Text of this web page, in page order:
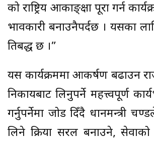
को राष्ट्रिय आकाङ्क्षा पूरा गर्न
प्रभावकारी बनाउनैपर्दछ । यसका
प्रतिबद्ध छ ।”
यस कार्यक्रममा आकर्षण बढाउन
निकायबाट लिनुपर्ने महत्त्वपूर्ण
गर्नुपर्नेमा जोड दिँदै प्रधानमन्त्री
लिने प्रक्रिया सरल बनाउने,